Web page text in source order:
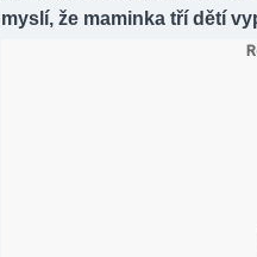
myslí, že maminka tří dětí